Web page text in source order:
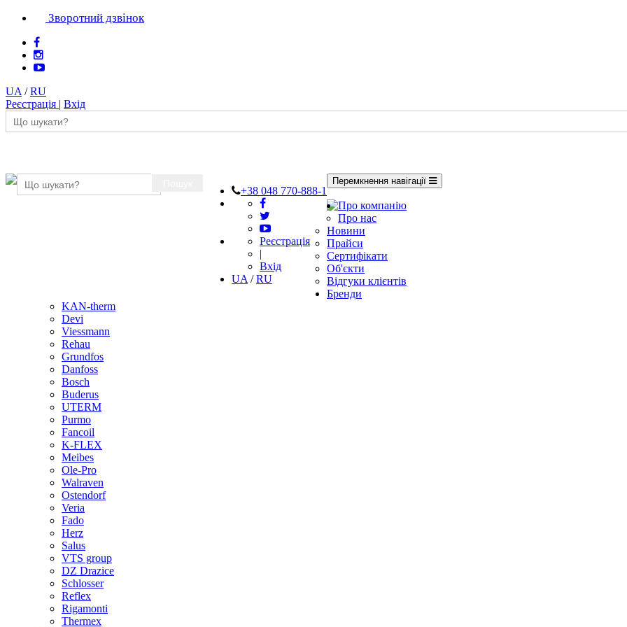
Зворотний дзвінок
UA /RU
Реєстрація | Вхід
+38 048 770-888-1
Реєстрація
|
Вхід
UA /RU
Перемкнення навігації
Про компанію
Про нас
Новини
Прайси
Сертифікати
Об'єкти
Відгуки клієнтів
Бренди
KAN-therm
Devi
Viessmann
Rehau
Grundfos
Danfoss
Bosch
Buderus
UTERM
Purmo
Fancoil
K-FLEX
Meibes
Ole-Pro
Walraven
Ostendorf
Veria
Fado
Herz
Salus
VTS group
DZ Drazice
Schlosser
Reflex
Rigamonti
Thermex